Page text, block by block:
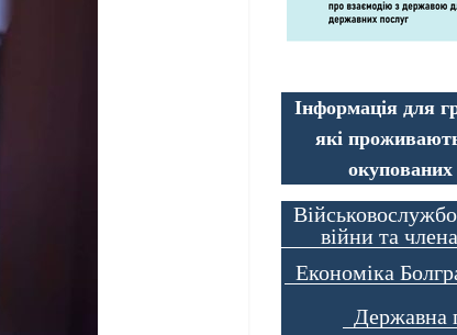
Інформація для
які
окупованих
війни та
Економіка
Державна